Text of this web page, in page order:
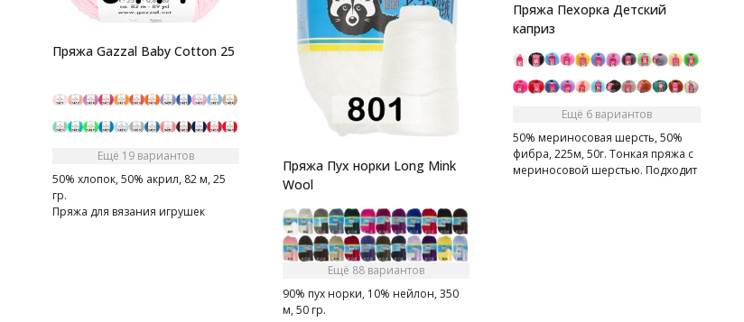
Пряжа Gazzal Baby Cotton 25
Ещё 19 вариантов
50% хлопок, 50% акрил, 82 м, 25
гр.
Пряжа для вязания игрушек
Пряжа Пух норки Long Mink
Wool
Ещё 88 вариантов
90% пух норки, 10% нейлон, 350
м, 50 гр.
Пряжа Пехорка Детский
каприз
Ещё 6 вариантов
50% мериносовая шерсть, 50%
фибра, 225м, 50г. Тонкая пряжа с
мериносовой шерстью. Подходит